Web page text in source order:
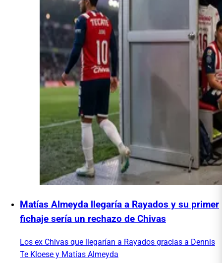
Matías Almeyda llegaría a Rayados y su primer
fichaje sería un rechazo de Chivas
Los ex Chivas que llegarían a Rayados gracias a Dennis
Te Kloese y Matías Almeyda